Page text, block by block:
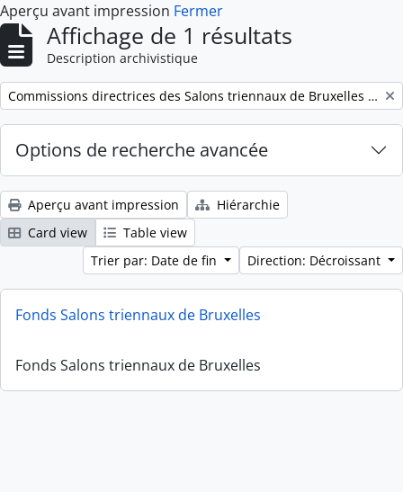
Aperçu avant impression Fermer
Affichage de 1 résultats
Description archivistique
Remove filter: Commissions directrices des Salons triennaux de Bruxelles (1833-1914) (nom générique forgé)
Options de recherche avancée
Aperçu avant impression
Hiérarchie
Card view
Table view
Trier par: Date de fin
Direction: Décroissant
Fonds Salons triennaux de Bruxelles
Fonds Salons triennaux de Bruxelles